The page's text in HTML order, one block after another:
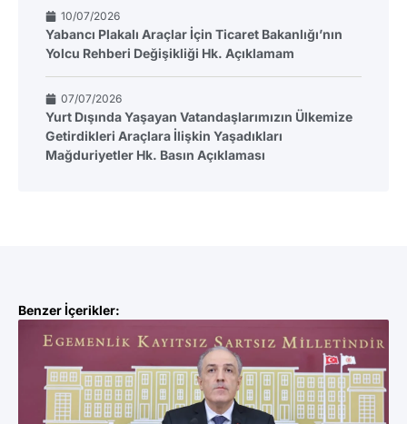
10/07/2026
Yabancı Plakalı Araçlar İçin Ticaret Bakanlığı’nın
Yolcu Rehberi Değişikliği Hk. Açıklamam
07/07/2026
Yurt Dışında Yaşayan Vatandaşlarımızın Ülkemize
Getirdikleri Araçlara İlişkin Yaşadıkları
Mağduriyetler Hk. Basın Açıklaması
Benzer İçerikler: